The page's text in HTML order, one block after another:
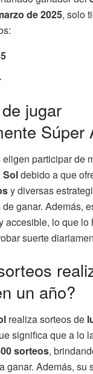
de 2025, solo
jugar
Súper
participar de
Soldebido a que
y diversas
ganar. Además,
accesible, lo que lo
suerte
un año?
realiza sorteos de
significa que a lo
sorteos,
ganar. Además, su